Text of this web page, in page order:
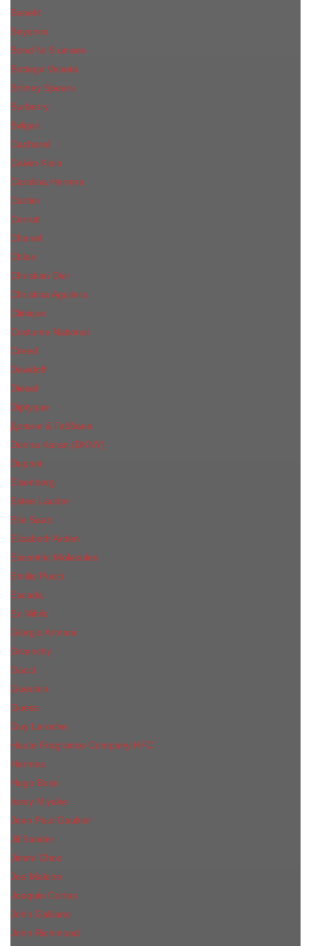
Benefit
Beyonce
Bond № 9 unisex
Bottega Veneta
Britney Spears
Burberry
Bvlgari
Cacharel
Calvin Klein
Carolina Herrera
Cartier
Cerruti
Сhanеl
Chloe
Christian Dior
Christina Aguilera
Сliniquе
Costume National
Creed
Davidoff
Diesel
Diptyque
Дольче & Габбана
Donna Karan (DKNY)
Dupont
Eisenberg
Еsteе Lаudеr
Elie Saab
Elizabeth Arden
Escentric Molecules
Emilio Pucci
Escada
Ex Nihilo
Giorgio Armani
Givenchy
Gucci
Guerlain
Guess
Guy Laroche
Haute Fragrance Company HFC
Hermes
Hugo Boss
Issey Miyake
Jean Paul Gaultier
Jil Sander
Jimmi Choo
Jое Malоnе
Joaquin Cortes
John Galliano
John Richmond